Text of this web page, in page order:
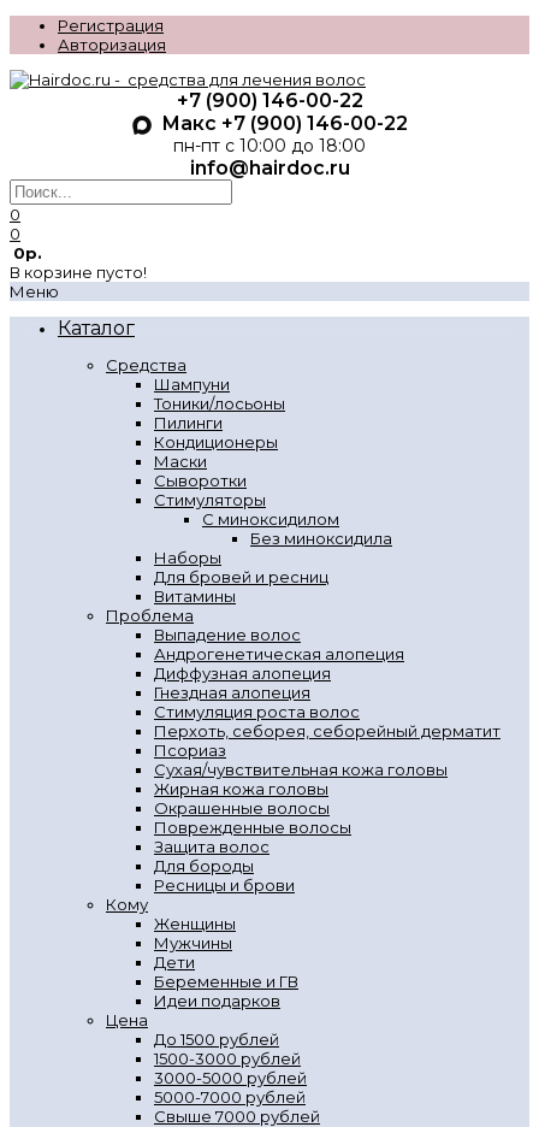
Регистрация
Авторизация
+7 (900) 146-00-22
Макс +7 (900) 146-00-22
пн-пт с 10:00 до 18:00
info@hairdoc.ru
0
0
0р.
В корзине пусто!
Меню
Каталог
Средства
Шампуни
Тоники/лосьоны
Пилинги
Кондиционеры
Маски
Сыворотки
Стимуляторы
С миноксидилом
Без миноксидила
Наборы
Для бровей и ресниц
Витамины
Проблема
Выпадение волос
Андрогенетическая алопеция
Диффузная алопеция
Гнездная алопеция
Стимуляция роста волос
Перхоть, себорея, себорейный дерматит
Псориаз
Сухая/чувствительная кожа головы
Жирная кожа головы
Окрашенные волосы
Поврежденные волосы
Защита волос
Для бороды
Ресницы и брови
Кому
Женщины
Мужчины
Дети
Беременные и ГВ
Идеи подарков
Цена
До 1500 рублей
1500-3000 рублей
3000-5000 рублей
5000-7000 рублей
Свыше 7000 рублей